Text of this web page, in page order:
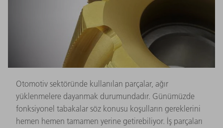
Otomotiv sektöründe kullanılan parçalar, ağır
yüklenmelere dayanmak durumundadır. Günümüzde
fonksiyonel tabakalar söz konusu koşulların gereklerini
hemen hemen tamamen yerine getirebiliyor. İş parçaları